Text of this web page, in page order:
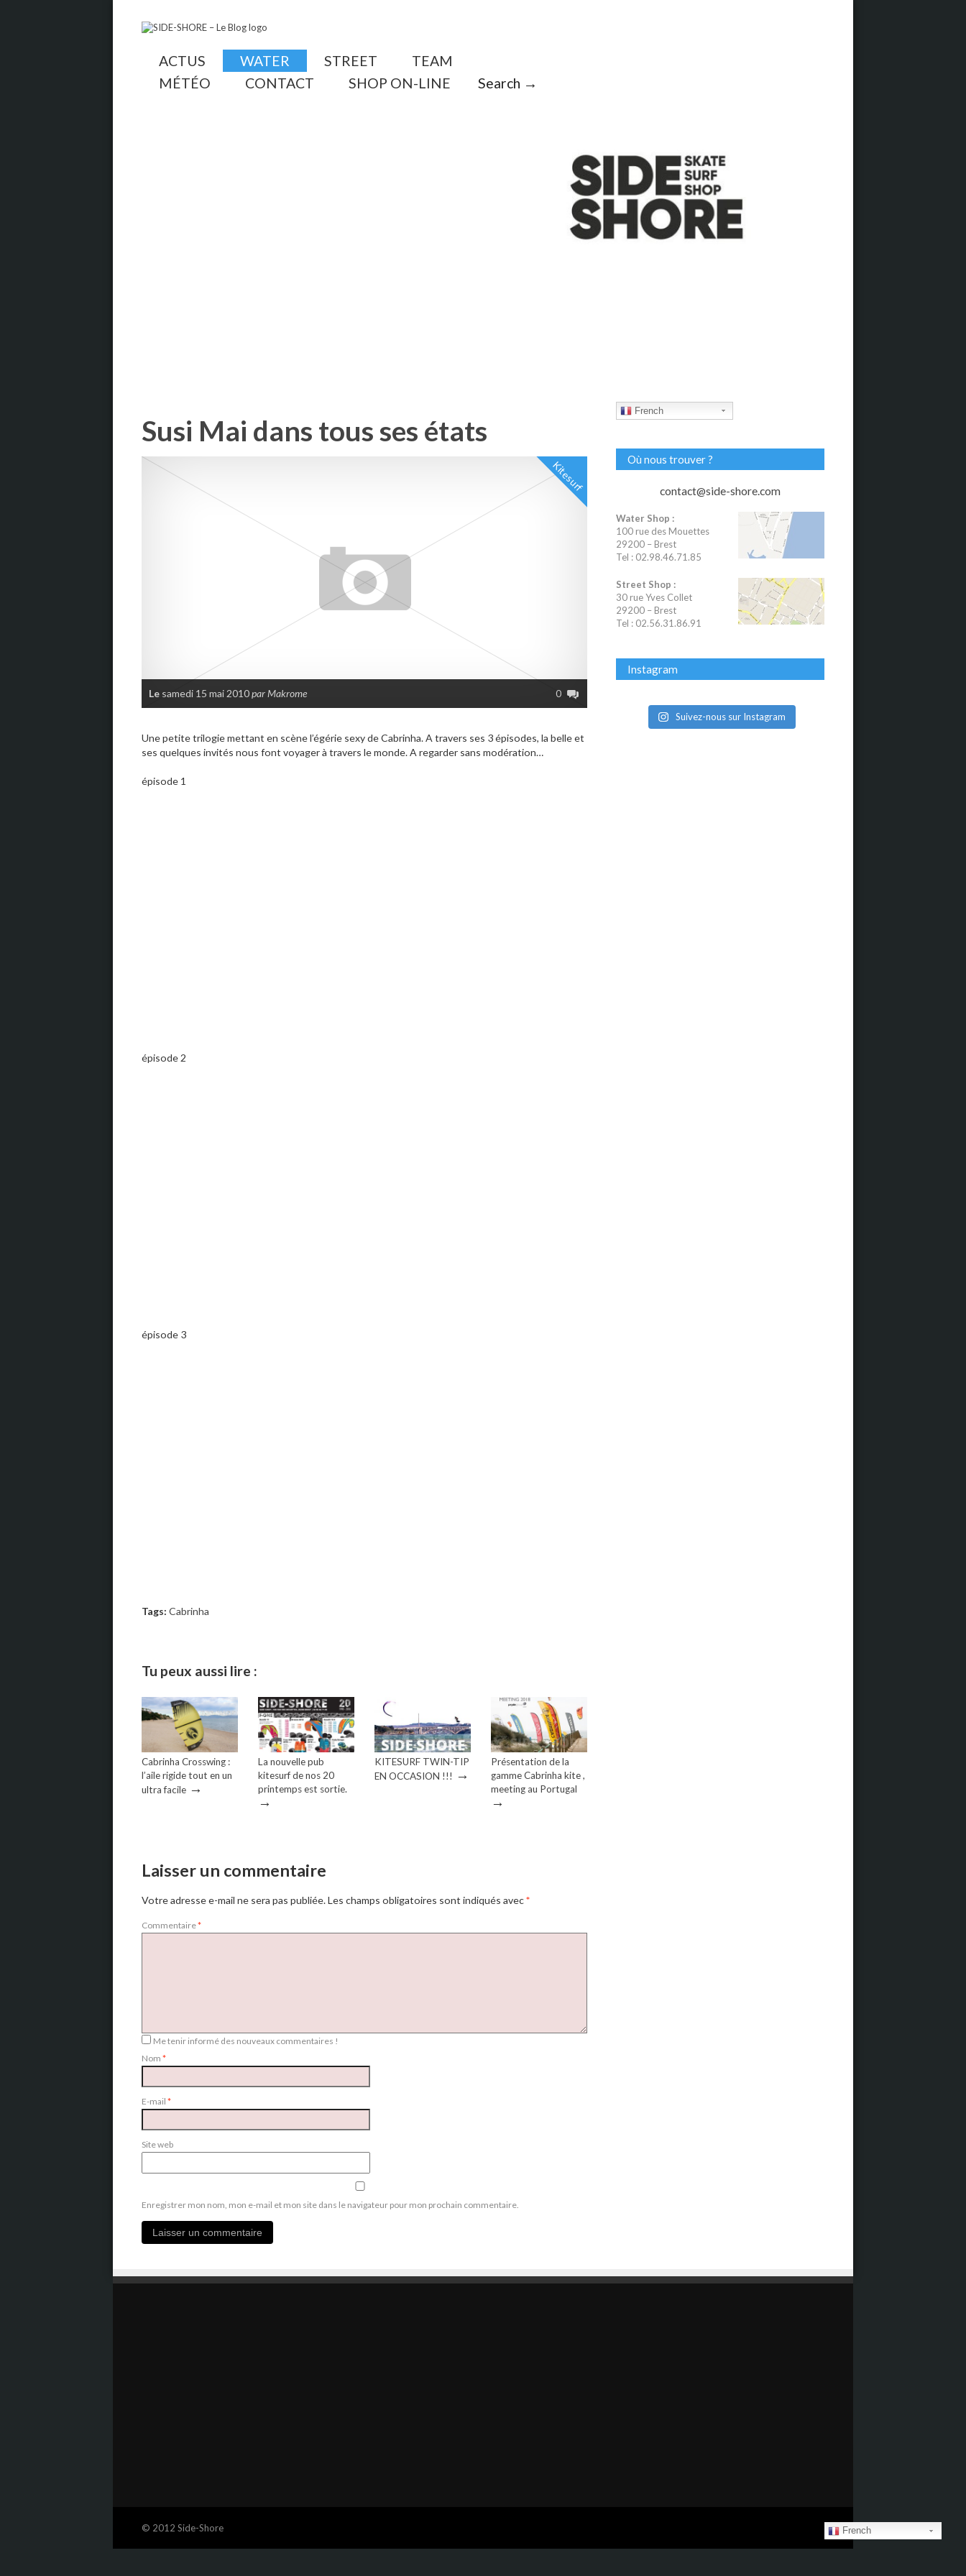
ACTUS WATER STREET
TEAM
MÉTÉO
CONTACT SHOP ON-LINE Search →
Susi Mai dans tous ses états
Kitesurf
Le samedi 15 mai 2010par Makrome 0
Une petite trilogie mettant en scène l’égérie sexy de Cabrinha. A travers ses 3 épisodes, la belle et
ses quelques invités nous font voyager à travers le monde. A regarder sans modération…
épisode 1
épisode 2
épisode 3
Tags: Cabrinha
Tu peux aussi lire :
Cabrinha Crosswing :
l’aile rigide tout en un
ultra facile →
La nouvelle pub
kitesurf de nos 20
printemps est sortie.
→
KITESURF TWIN-TIP
EN OCCASION !!! →
Présentation de la
gamme Cabrinha kite ,
meeting au Portugal
→
Laisser un commentaire
Votre adresse e-mail ne sera pas publiée.Les champs obligatoires sont indiqués avec*
Commentaire*
Me tenir informé des nouveaux commentaires !
Nom *
E-mail *
Site web
Enregistrer mon nom, mon e-mail et mon site dans le navigateur pour mon prochain commentaire.
French
Où nous trouver ?
contact@side-shore.com
Water Shop :
100 rue des Mouettes
29200 – Brest
Tel : 02.98.46.71.85
Street Shop :
30 rue Yves Collet
29200 – Brest
Tel : 02.56.31.86.91
Instagram
Suivez-nous sur Instagram
© 2012 Side-Shore French